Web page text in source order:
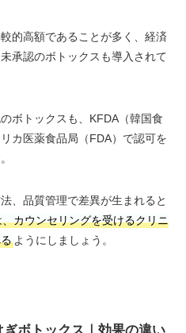
的高額であることが多く、経済
承認のボトックスも導入されて
ボトックスも、KFDA（韓国食
カ医薬食品局（FDA）で認可を
、品質管理で差異が生まれると
カウンセリングを受けるクリニ
ようにしましょう。